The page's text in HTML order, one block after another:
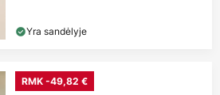
Yra sandėlyje
RMK -49,82 €